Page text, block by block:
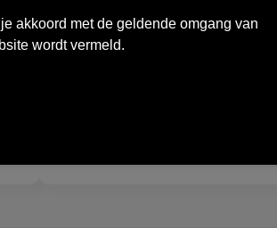
10
"Ze denken in oplossingen.
De bestelde artikelen waren
akkoord met de geldende omgang van
wordt vermeld.